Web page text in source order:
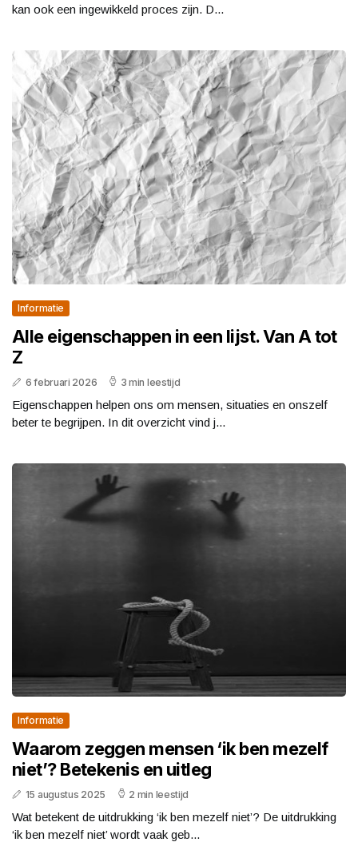
kan ook een ingewikkeld proces zijn. D...
Informatie
Alle eigenschappen in een lijst. Van A tot
Z
6 februari 2026 3 min leestijd
Eigenschappen helpen ons om mensen, situaties en onszelf
beter te begrijpen. In dit overzicht vind j...
Informatie
Waarom zeggen mensen ‘ik ben mezelf
niet’? Betekenis en uitleg
15 augustus 2025 2 min leestijd
Wat betekent de uitdrukking ‘ik ben mezelf niet’? De uitdrukking
‘ik ben mezelf niet’ wordt vaak geb...